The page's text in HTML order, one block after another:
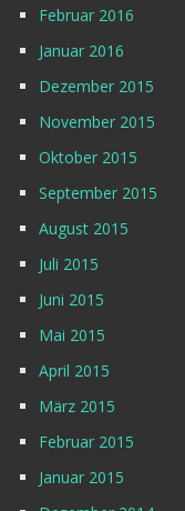
Februar 2016
Januar 2016
Dezember 2015
November 2015
Oktober 2015
September 2015
August 2015
Juli 2015
Juni 2015
Mai 2015
April 2015
März 2015
Februar 2015
Januar 2015